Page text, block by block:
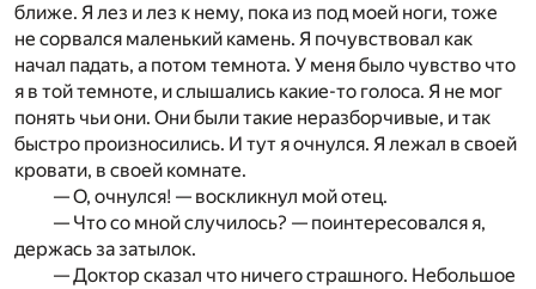
ближе. Я лез и лез к нему, пока из под моей ноги, тоже
не сорвался маленький камень. Я почувствовал как
начал падать, а потом темнота. У меня было чувство что
я в той темноте, и слышались какие-то голоса. Я не мог
понять чьи они. Они были такие неразборчивые, и так
быстро произносились. И тут я очнулся. Я лежал в своей
кровати, в своей комнате.
— О, очнулся! — воскликнул мой отец.
— Что со мной случилось? — поинтересовался я,
держась за затылок.
— Доктор сказал что ничего страшного. Небольшое